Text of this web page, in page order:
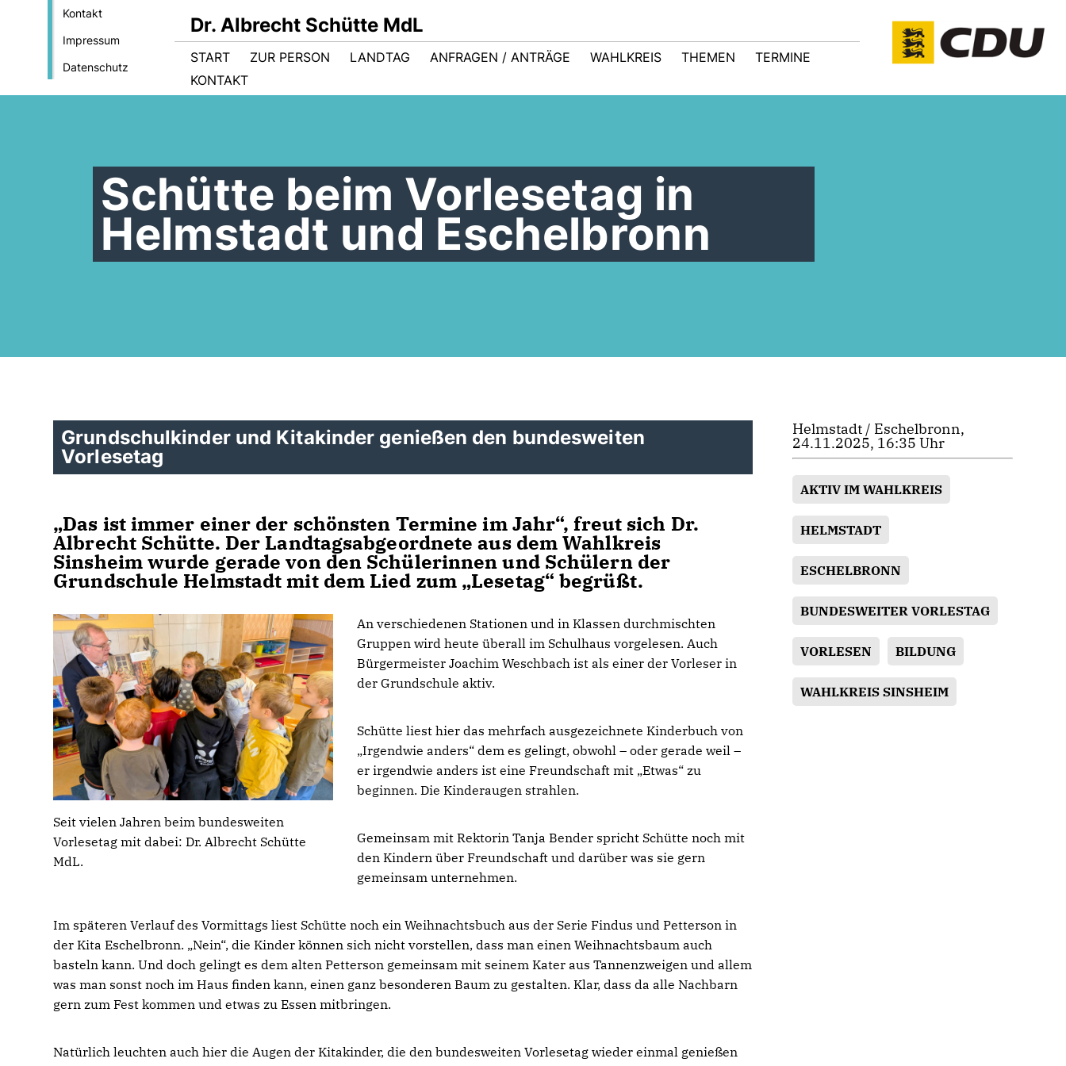
Kontakt
Impressum
Datenschutz
Dr. Albrecht Schütte MdL
START ZUR PERSON LANDTAG ANFRAGEN / ANTRÄGE WAHLKREIS THEMEN
TERMINE
KONTAKT
Schütte beim Vorlesetag in
Helmstadt und Eschelbronn
Grundschulkinder und Kitakinder genießen den bundesweiten
Vorlesetag
Das ist immer einer der schönsten Termine im Jahr“, freut sich Dr.
Albrecht Schütte. Der Landtagsabgeordnete aus dem Wahlkreis
Sinsheim wurde gerade von den Schülerinnen und Schülern der
Grundschule Helmstadt mit dem Lied zum „Lesetag“ begrüßt.
Seit vielen Jahren beim bundesweiten
Vorlesetag mit dabei: Dr. Albrecht Schütte
MdL.
An verschiedenen Stationen und in Klassen durchmischten
Gruppen wird heute überall im Schulhaus vorgelesen. Auch
Bürgermeister Joachim Weschbach ist als einer der Vorleser in
der Grundschule aktiv.
Schütte liest hier das mehrfach ausgezeichnete Kinderbuch von
Irgendwie anders“ dem es gelingt, obwohl – oder gerade weil –
er irgendwie anders ist eine Freundschaft mit „Etwas“ zu
beginnen. Die Kinderaugen strahlen.
Gemeinsam mit Rektorin Tanja Bender spricht Schütte noch mit
den Kindern über Freundschaft und darüber was sie gern
gemeinsam unternehmen.
Im späteren Verlauf des Vormittags liest Schütte noch ein Weihnachtsbuch aus der Serie Findus und Petterson in
der Kita Eschelbronn. „Nein“, die Kinder können sich nicht vorstellen, dass man einen Weihnachtsbaum auch
basteln kann. Und doch gelingt es dem alten Petterson gemeinsam mit seinem Kater aus Tannenzweigen und allem
was man sonst noch im Haus finden kann, einen ganz besonderen Baum zu gestalten. Klar, dass da alle Nachbarn
gern zum Fest kommen und etwas zu Essen mitbringen.
Natürlich leuchten auch hier die Augen der Kitakinder, die den bundesweiten Vorlesetag wieder einmal genießen
Helmstadt / Eschelbronn,
24.11.2025, 16:35 Uhr
AKTIV IM WAHLKREIS
HELMSTADT
ESCHELBRONN
BUNDESWEITER VORLESTAG
VORLESEN BILDUNG
WAHLKREIS SINSHEIM